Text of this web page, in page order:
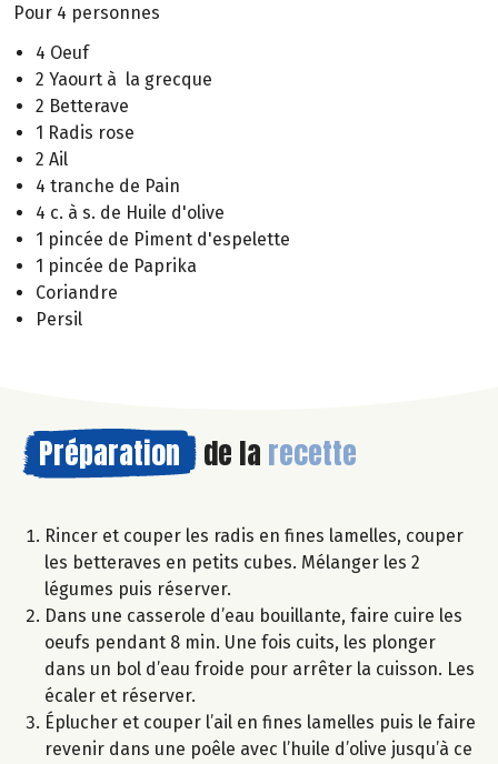
Pour 4 personnes
4 Oeuf
2 Yaourt à la grecque
2 Betterave
1 Radis rose
2 Ail
4 tranche de Pain
4 c. à s. de Huile d'olive
1 pincée de Piment d'espelette
1 pincée de Paprika
Coriandre
Persil
Préparation de la recette
Rincer et couper les radis en fines lamelles, couper
les betteraves en petits cubes. Mélanger les 2
légumes puis réserver.
Dans une casserole d’eau bouillante, faire cuire les
oeufs pendant 8 min. Une fois cuits, les plonger
dans un bol d’eau froide pour arrêter la cuisson. Les
écaler et réserver.
Éplucher et couper l’ail en fines lamelles puis le faire
revenir dans une poêle avec l’huile d’olive jusqu’à ce